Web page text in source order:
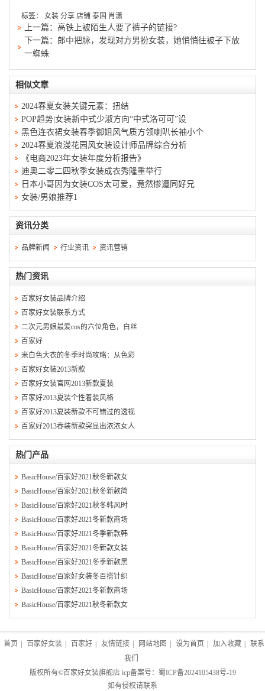
标签： 女装 分享 店铺 泰国 肖潇
上一篇： 高铁上被陌生人要了裤子的链接?
下一篇：
郎中把脉，发现对方男扮女装，她悄悄往被子下放
一蜘蛛
相似文章
2024春夏女装关键元素：扭结
POP趋势|女装新中式少淑方向“中式洛可可”设
黑色连衣裙女装春季御姐风气质方领喇叭长袖小个
2024春夏浪漫花园风女装设计师品牌综合分析
《电商2023年女装年度分析报告》
迪奥二零二四秋季女装成衣秀隆重举行
日本小哥因为女装COS太可爱，竟然惨遭同好兄
女装/男娘推荐1
资讯分类
品牌新闻 行业资讯 资讯营销
热门资讯
百家好女装品牌介绍
百家好女装联系方式
二次元男娘最爱cos的六位角色，白丝
百家好
米白色大衣的冬季时尚攻略：从色彩
百家好女装2013新款
百家好女装官网2013新款夏装
百家好2013夏装个性着装风格
百家好2013夏装新款不可错过的透视
百家好2013春装新款突显出浓浓女人
热门产品
BasicHouse/百家好2021秋冬新款女
BasicHouse/百家好2021秋冬新款简
BasicHouse/百家好2021秋冬韩风时
BasicHouse/百家好2021冬新款商场
BasicHouse/百家好2021冬季新款韩
BasicHouse/百家好2021冬新款女装
BasicHouse/百家好2021冬季新款黑
BasicHouse/百家好女装冬百搭针织
BasicHouse/百家好2021冬新款商场
BasicHouse/百家好2021秋冬新款女
首页 百家好女装 百家好 友情链接 网站地图 设为首页 加入收藏
联系
我们
版权所有©百家好女装旗舰店icp备案号： 蜀ICP备2024105438号-19
如有侵权请联系